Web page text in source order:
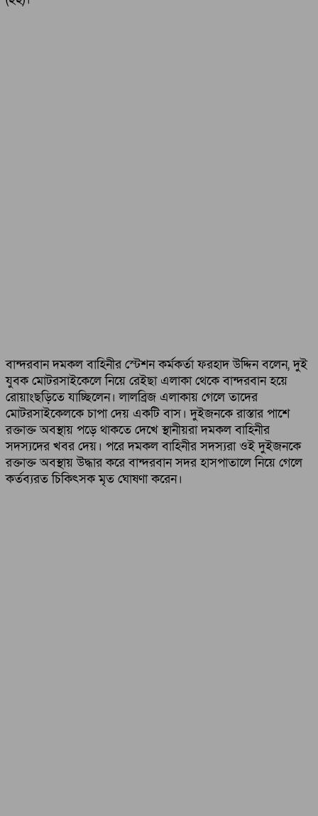
বান্দরবান দমকল বাহিনীর স্টেশন কর্মকর্তা ফরহাদ উদ্দিন বলেন, দুই
যুবক মোটরসাইকেলে নিয়ে রেইছা এলাকা থেকে বান্দরবান হয়ে
রোয়াংছড়িতে যাচ্ছিলেন। লালব্রিজ এলাকায় গেলে তাদের
মোটরসাইকেলকে চাপা দেয় একটি বাস। দুইজনকে রাস্তার পাশে
রক্তাক্ত অবস্থায় পড়ে থাকতে দেখে স্থানীয়রা দমকল বাহিনীর
সদস্যদের খবর দেয়। পরে দমকল বাহিনীর সদস্যরা ওই দুইজনকে
রক্তাক্ত অবস্থায় উদ্ধার করে বান্দরবান সদর হাসপাতালে নিয়ে গেলে
কর্তব্যরত চিকিৎসক মৃত ঘোষণা করেন।